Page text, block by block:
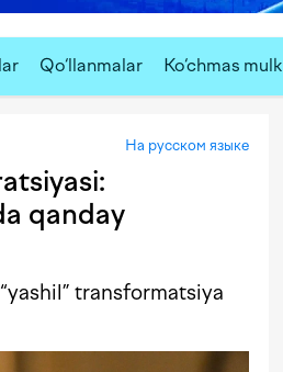
Qo‘llanmalar Ko‘chmas mulk
На русском языке
qanday
transformatsiya